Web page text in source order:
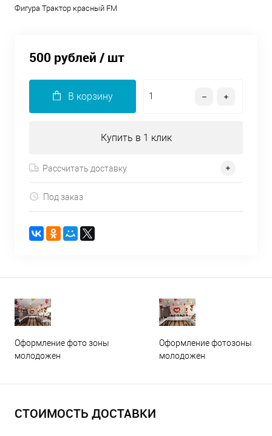
Фигура Трактор красный FM
500 рублей / шт
В корзину
Купить в 1 клик
Рассчитать доставку
Под заказ
Оформление фото зоны
молодожен
Оформление фотозоны
молодожен
СТОИМОСТЬ ДОСТАВКИ